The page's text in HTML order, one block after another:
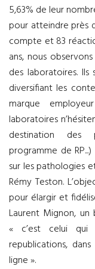
5,63% de leur
pour atteindre près
compte et 83
ans, nous
des laboratoires.
diversifiant les
marque
laboratoires
destination des
programme de
sur les pathologies
Rémy Teston.
pour élargir et
Laurent Mignon, un
« c’est celui qui
republications,
ligne ».